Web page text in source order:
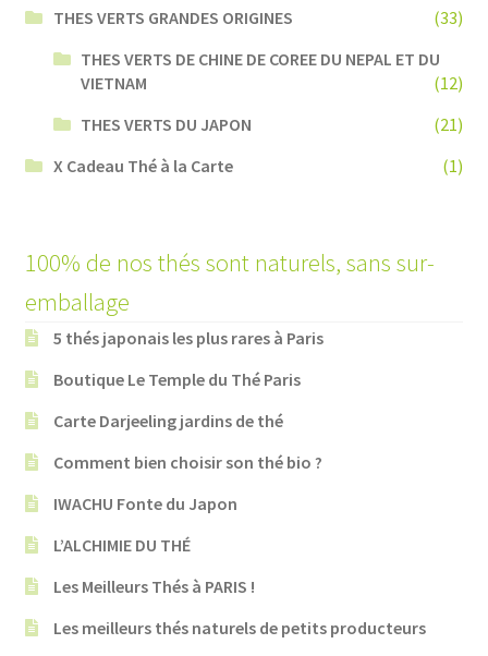
THES VERTS GRANDES ORIGINES
(33)
THES VERTS DE CHINE DE COREE DU NEPAL ET DU
VIETNAM
(12)
THES VERTS DU JAPON
(21)
X Cadeau Thé à la Carte
(1)
100% de nos thés sont naturels, sans sur-
emballage
5 thés japonais les plus rares à Paris
Boutique Le Temple du Thé Paris
Carte Darjeeling jardins de thé
Comment bien choisir son thé bio ?
IWACHU Fonte du Japon
L’ALCHIMIE DU THÉ
Les Meilleurs Thés à PARIS !
Les meilleurs thés naturels de petits producteurs